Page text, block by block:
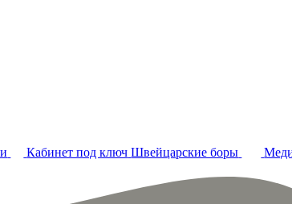
Кабинет под ключ Швейцарские боры